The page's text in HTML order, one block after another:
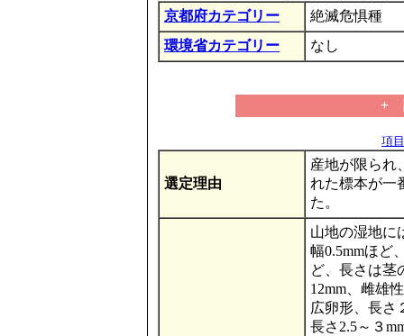
京都府カテゴリー
絶滅危惧種
環境省カテゴリー
なし
+
項
選定理由
産地が限られ
れた標本が一
た。
山地の湿地に
幅0.5mmほど
ど、長さは茎
12mm、雌雄
広卵形、長さ
長さ2.5～３